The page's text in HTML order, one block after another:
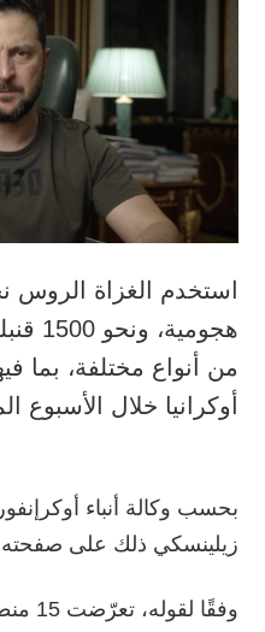
من أنواع مختلفة، بما
أوكرانيا خلال الأسبوع
بحسب وكالة أنباء
زيلينسكي ذلك على
وفقًا